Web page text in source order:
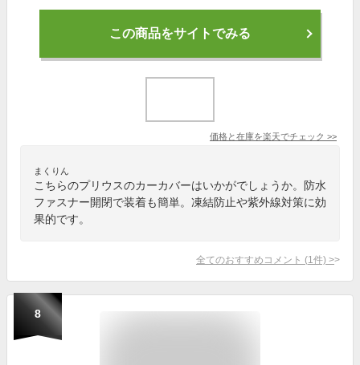
この商品をサイトでみる
価格と在庫を楽天でチェック >>
まくりん
こちらのプリウスのカーカバーはいかがでしょうか。防水
ファスナー開閉で装着も簡単。凍結防止や紫外線対策に効
果的です。
全てのおすすめコメント (1 件) >
8